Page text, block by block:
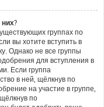
группах по
вы хотите вступить в
Однако не все группы
для вступления в
Если группа
в ней, щёлкнув по
на участие в группе,
по